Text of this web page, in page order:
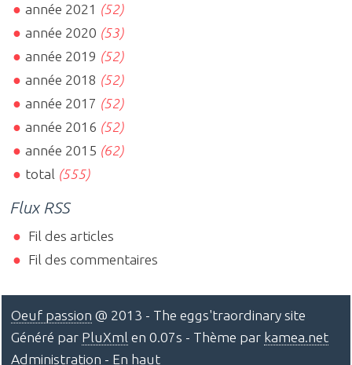
année 2021 (52)
année 2020 (53)
année 2019 (52)
année 2018 (52)
année 2017 (52)
année 2016 (52)
année 2015 (62)
total (555)
Flux RSS
Fil des articles
Fil des commentaires
Oeuf passion @ 2013 - The eggs'traordinary site
Généré par PluXml en 0.07s - Thème par kamea.net
Administration - En haut